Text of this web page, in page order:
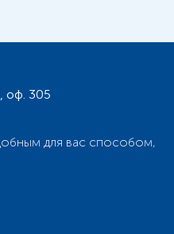
оф. 305
для вас способом,